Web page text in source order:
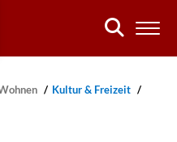
Kultur & Freizeit